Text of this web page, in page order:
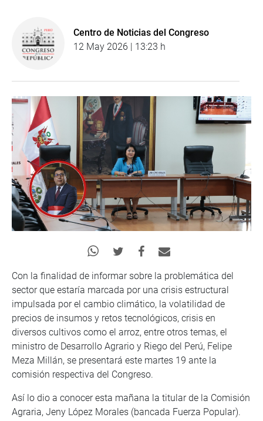
Centro de Noticias del Congreso
12 May 2026 | 13:23 h
Con la finalidad de informar sobre la problemática del
sector que estaría marcada por una crisis estructural
impulsada por el cambio climático, la volatilidad de
precios de insumos y retos tecnológicos, crisis en
diversos cultivos como el arroz, entre otros temas, el
ministro de Desarrollo Agrario y Riego del Perú, Felipe
Meza Millán, se presentará este martes 19 ante la
comisión respectiva del Congreso.
Así lo dio a conocer esta mañana la titular de la Comisión
Agraria, Jeny López Morales (bancada Fuerza Popular).